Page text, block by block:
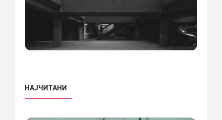
НАЈЧИТАНИ